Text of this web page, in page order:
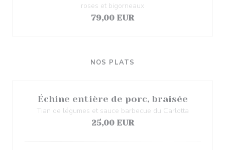
roses et bigorneaux
79,00 EUR
NOS PLATS
Échine entière de porc, braisée
Tian de légumes et sauce barbecue du Carlotta
25,00 EUR